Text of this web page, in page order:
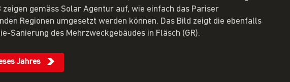
zeigen gemäss Solar Agentur auf, wie einfach das Pariser
Regionen umgesetzt werden können. Das Bild zeigt die ebenfalls
Sanierung des Mehrzweckgebäudes in Fläsch (GR).
Jahres